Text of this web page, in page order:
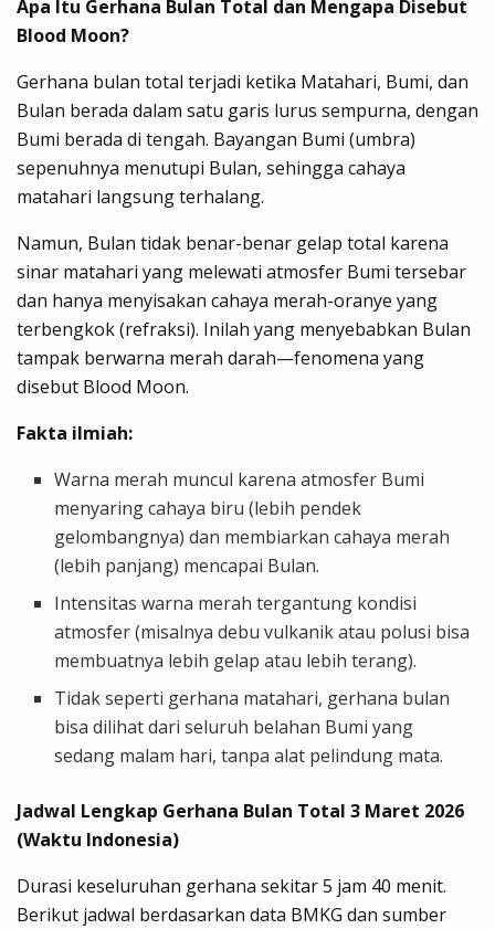
Apa Itu Gerhana Bulan Total dan Mengapa Disebut
Blood Moon?
Gerhana bulan total terjadi ketika Matahari, Bumi, dan
Bulan berada dalam satu garis lurus sempurna, dengan
Bumi berada di tengah. Bayangan Bumi (umbra)
sepenuhnya menutupi Bulan, sehingga cahaya
matahari langsung terhalang.
Namun, Bulan tidak benar-benar gelap total karena
sinar matahari yang melewati atmosfer Bumi tersebar
dan hanya menyisakan cahaya merah-oranye yang
terbengkok (refraksi). Inilah yang menyebabkan Bulan
tampak berwarna merah darah—fenomena yang
disebut Blood Moon.
Fakta ilmiah:
Warna merah muncul karena atmosfer Bumi
menyaring cahaya biru (lebih pendek
gelombangnya) dan membiarkan cahaya merah
(lebih panjang) mencapai Bulan.
Intensitas warna merah tergantung kondisi
atmosfer (misalnya debu vulkanik atau polusi bisa
membuatnya lebih gelap atau lebih terang).
Tidak seperti gerhana matahari, gerhana bulan
bisa dilihat dari seluruh belahan Bumi yang
sedang malam hari, tanpa alat pelindung mata.
Jadwal Lengkap Gerhana Bulan Total 3 Maret 2026
(Waktu Indonesia)
Durasi keseluruhan gerhana sekitar5 jam 40 menit.
Berikut jadwal berdasarkan data BMKG dan sumber